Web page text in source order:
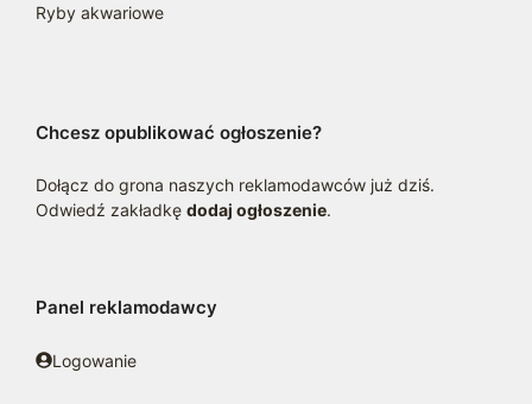
Ryby akwariowe
Chcesz opublikować ogłoszenie?
Dołącz do grona naszych reklamodawców już dziś.
Odwiedź zakładkę dodaj ogłoszenie.
Panel reklamodawcy
Logowanie